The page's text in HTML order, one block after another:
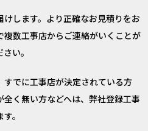
します。より正確なお見積りをお
数工事店からご連絡がいくことが
い。
でに工事店が決定されている方
く無い方などへは、弊社登録工事
。